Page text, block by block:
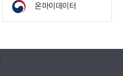
온마이데이터